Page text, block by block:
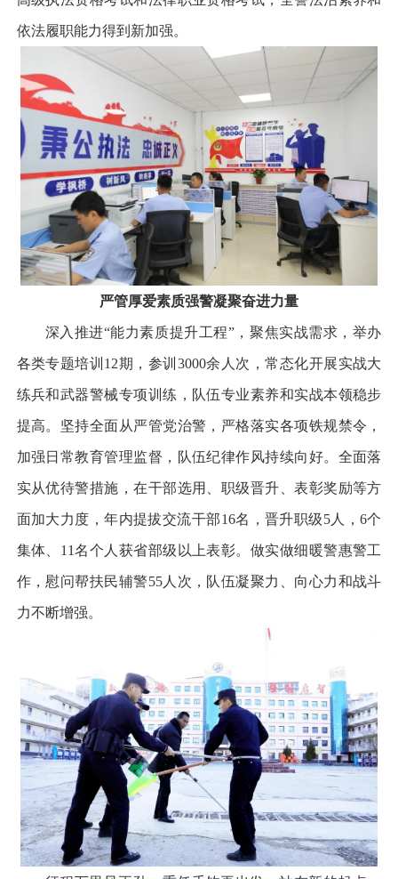
依法履职能力得到新加强。
严管厚爱素质强警凝聚奋进力量
深入推进“能力素质提升工程”，聚焦实战需求，举办
各类专题培训12期，参训3000余人次，常态化开展实战大
练兵和武器警械专项训练，队伍专业素养和实战本领稳步
提高。坚持全面从严管党治警，严格落实各项铁规禁令，
加强日常教育管理监督，队伍纪律作风持续向好。全面落
实从优待警措施，在干部选用、职级晋升、表彰奖励等方
面加大力度，年内提拔交流干部16名，晋升职级5人，6个
集体、11名个人获省部级以上表彰。做实做细暖警惠警工
作，慰问帮扶民辅警55人次，队伍凝聚力、向心力和战斗
力不断增强。